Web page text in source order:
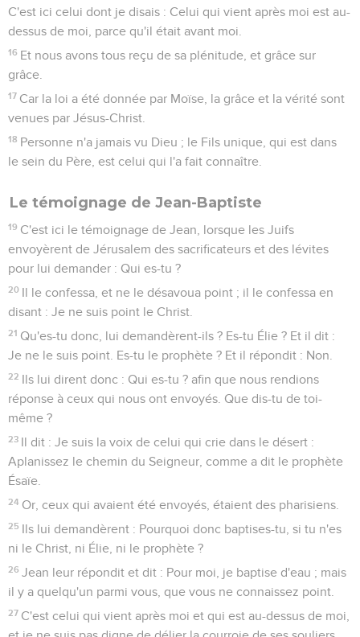
C'est ici celui dont je disais : Celui qui vient après moi est au-
dessus de moi, parce qu'il était avant moi.
16 Et nous avons tous reçu de sa plénitude, et grâce sur
grâce.
17 Car la loi a été donnée par Moïse, la grâce et la vérité sont
venues par Jésus-Christ.
18 Personne n'a jamais vu Dieu ; le Fils unique, qui est dans
le sein du Père, est celui qui l'a fait connaître.
Le témoignage de Jean-Baptiste
19 C'est ici le témoignage de Jean, lorsque les Juifs
envoyèrent de Jérusalem des sacrificateurs et des lévites
pour lui demander : Qui es-tu ?
20 Il le confessa, et ne le désavoua point ; il le confessa en
disant : Je ne suis point le Christ.
21 Qu'es-tu donc, lui demandèrent-ils ? Es-tu Élie ? Et il dit :
Je ne le suis point. Es-tu le prophète ? Et il répondit : Non.
22 Ils lui dirent donc : Qui es-tu ? afin que nous rendions
réponse à ceux qui nous ont envoyés. Que dis-tu de toi-
même ?
23 Il dit : Je suis la voix de celui qui crie dans le désert :
Aplanissez le chemin du Seigneur, comme a dit le prophète
Ésaïe.
24 Or, ceux qui avaient été envoyés, étaient des pharisiens.
25 Ils lui demandèrent : Pourquoi donc baptises-tu, si tu n'es
ni le Christ, ni Élie, ni le prophète ?
26 Jean leur répondit et dit : Pour moi, je baptise d'eau ; mais
il y a quelqu'un parmi vous, que vous ne connaissez point.
27 C'est celui qui vient après moi et qui est au-dessus de moi,